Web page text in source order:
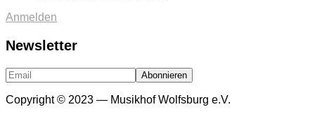
Anmelden
Newsletter
Copyright © 2023 — Musikhof Wolfsburg e.V.